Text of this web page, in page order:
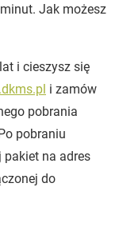
Jak możesz
i cieszysz się
i zamów
pobrania
pobraniu
pakiet na adres
do